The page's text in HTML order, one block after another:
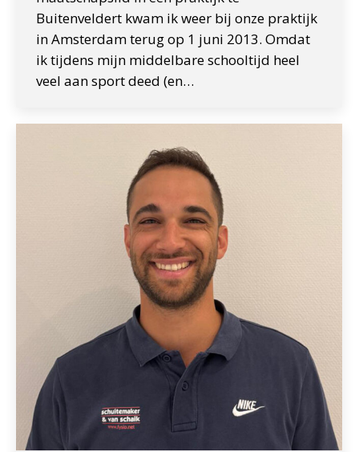
Buitenveldert kwam ik weer bij onze praktijk
in Amsterdam terug op 1 juni 2013. Omdat
ik tijdens mijn middelbare schooltijd heel
veel aan sport deed (en…